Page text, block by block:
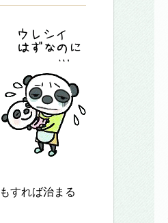
すれば治まる